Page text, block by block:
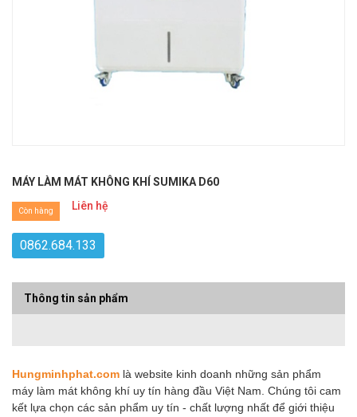
MÁY LÀM MÁT KHÔNG KHÍ SUMIKA D60
Liên hệ
Còn hàng
0862.684.133
Thông tin sản phẩm
Hungminhphat.com là website kinh doanh những sản phẩm
máy làm mát không khí uy tín hàng đầu Việt Nam. Chúng tôi cam
kết lựa chọn các sản phẩm uy tín - chất lượng nhất để giới thiệu